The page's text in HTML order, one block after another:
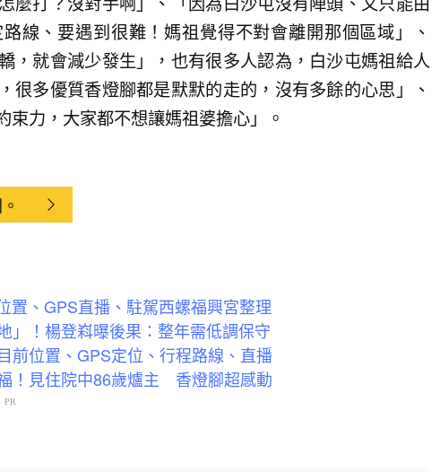
麼打？沒對手啊」、「因為白沙屯沒有陣頭、又只能由
線、要遇到很難！媽祖覺得不對會離開那個區域」、
，就會減少發生」，也有很多人認為，白沙屯媽祖給人
很多優質香燈腳都是默默的走的，沒有多餘的心思」、
束力，大家都不想讓媽祖婆擔心」。
置、GPS直播、駐駕西螺福興宮整理
」！楊登嵙曝後果：整年需低調保守
前位置、GPS定位、行程路線、直播
！見住院中86歲爐主 香燈腳超感動